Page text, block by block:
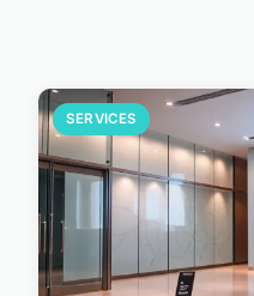
SERVICES